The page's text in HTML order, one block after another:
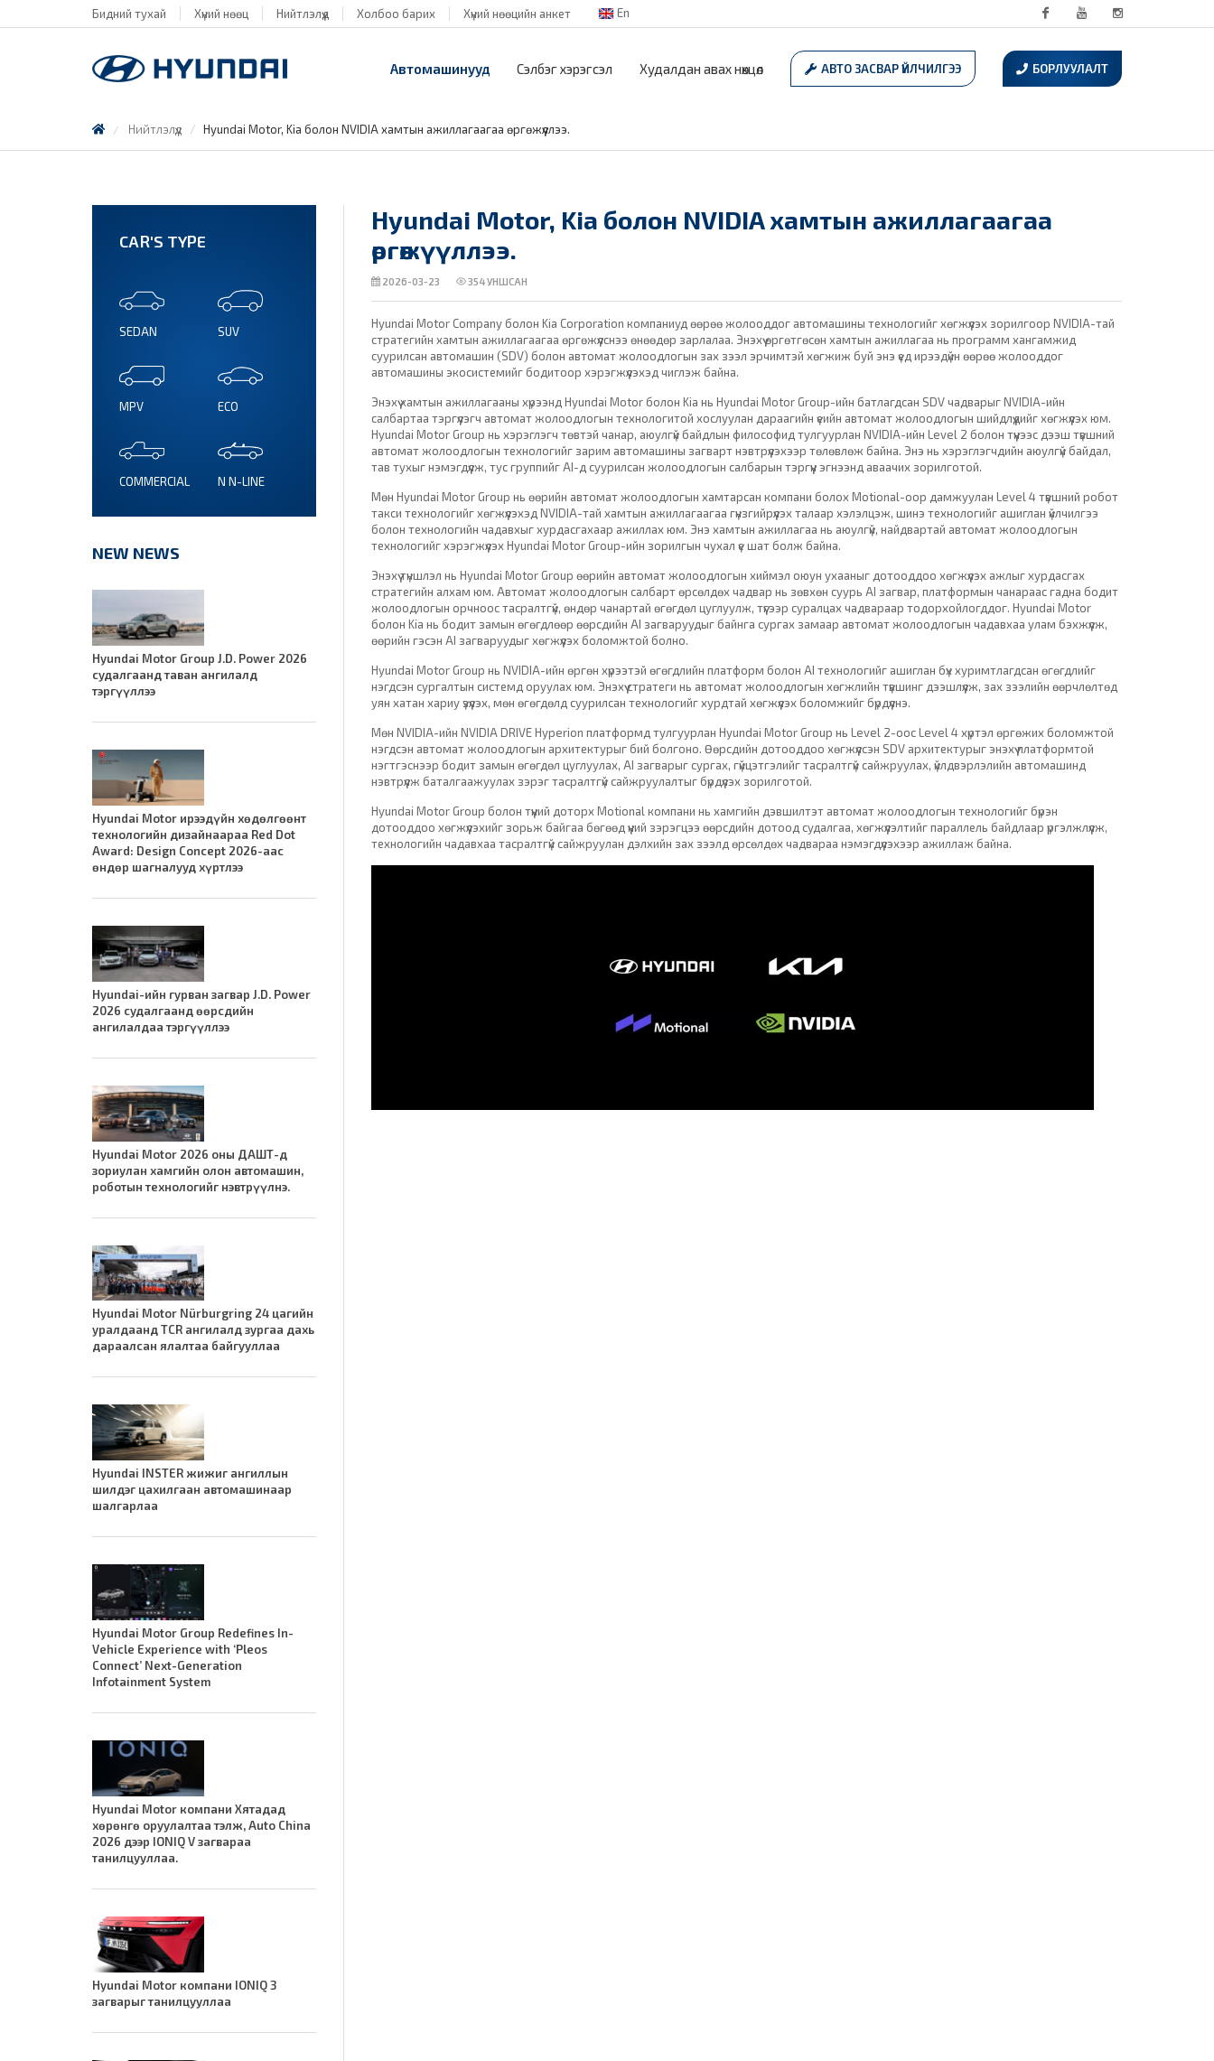
Бидний тухай Хүний нөөц Нийтлэлүүд Холбоо барих Хүний нөөцийн анкет
En
Автомашинууд Сэлбэг хэрэгсэл Худалдан авах нөхцөл АВТО ЗАСВАР ҮЙЛЧИЛГЭЭ БОРЛУУЛАЛТ
Нийтлэлүүд Hyundai Motor, Kia болон NVIDIA хамтын ажиллагаагаа өргөжүүллээ.
Hyundai Motor, Kia болон NVIDIA хамтын ажиллагаагаа
өргөжүүллээ.
2026-03-23 354УНШСАН
Hyundai Motor Company болон Kia Corporation компаниуд өөрөө жолооддог автомашины технологийг хөгжүүлэх зорилгоор NVIDIA-тай
стратегийн хамтын ажиллагаагаа өргөжүүлснээ өнөөдөр зарлалаа. Энэхүү өргөтгөсөн хамтын ажиллагаа нь программ хангамжид
суурилсан автомашин (SDV) болон автомат жолоодлогын зах зээл эрчимтэй хөгжиж буй энэ үед ирээдүйн өөрөө жолооддог
автомашины экосистемийг бодитоор хэрэгжүүлэхэд чиглэж байна.
Энэхүү хамтын ажиллагааны хүрээнд Hyundai Motor болон Kia нь Hyundai Motor Group-ийн батлагдсан SDV чадварыг NVIDIA-ийн
салбартаа тэргүүлэгч автомат жолоодлогын технологитой хослуулан дараагийн үеийн автомат жолоодлогын шийдлүүдийг хөгжүүлэх юм.
Hyundai Motor Group нь хэрэглэгч төвтэй чанар, аюулгүй байдлын философид тулгуурлан NVIDIA-ийн Level 2 болон түүнээс дээш түвшний
автомат жолоодлогын технологийг зарим автомашины загварт нэвтрүүлэхээр төлөвлөж байна. Энэ нь хэрэглэгчдийн аюулгүй байдал,
тав тухыг нэмэгдүүлж, тус группийг AI-д суурилсан жолоодлогын салбарын тэргүүн эгнээнд аваачих зорилготой.
Мөн Hyundai Motor Group нь өөрийн автомат жолоодлогын хамтарсан компани болох Motional-оор дамжуулан Level 4 түвшний робот
такси технологийг хөгжүүлэхэд NVIDIA-тай хамтын ажиллагаагаа гүнзгийрүүлэх талаар хэлэлцэж, шинэ технологийг ашиглан үйлчилгээ
болон технологийн чадавхыг хурдасгахаар ажиллах юм. Энэ хамтын ажиллагаа нь аюулгүй, найдвартай автомат жолоодлогын
технологийг хэрэгжүүлэх Hyundai Motor Group-ийн зорилгын чухал үе шат болж байна.
Энэхүү түншлэл нь Hyundai Motor Group өөрийн автомат жолоодлогын хиймэл оюун ухааныг дотооддоо хөгжүүлэх ажлыг хурдасгах
стратегийн алхам юм. Автомат жолоодлогын салбарт өрсөлдөх чадвар нь зөвхөн суурь AI загвар, платформын чанараас гадна бодит
жолоодлогын орчноос тасралтгүй, өндөр чанартай өгөгдөл цуглуулж, түүгээр суралцах чадвараар тодорхойлогддог. Hyundai Motor
болон Kia нь бодит замын өгөгдлөөр өөрсдийн AI загваруудыг байнга сургах замаар автомат жолоодлогын чадавхаа улам бэхжүүлж,
өөрийн гэсэн AI загваруудыг хөгжүүлэх боломжтой болно.
Hyundai Motor Group нь NVIDIA-ийн өргөн хүрээтэй өгөгдлийн платформ болон AI технологийг ашиглан бүх хуримтлагдсан өгөгдлийг
нэгдсэн сургалтын системд оруулах юм. Энэхүү стратеги нь автомат жолоодлогын хөгжлийн түвшинг дээшлүүлж, зах зээлийн өөрчлөлтөд
уян хатан хариу үзүүлэх, мөн өгөгдөлд суурилсан технологийг хурдтай хөгжүүлэх боломжийг бүрдүүлнэ.
Мөн NVIDIA-ийн NVIDIA DRIVE Hyperion платформд тулгуурлан Hyundai Motor Group нь Level 2-оос Level 4 хүртэл өргөжих боломжтой
нэгдсэн автомат жолоодлогын архитектурыг бий болгоно. Өөрсдийн дотооддоо хөгжүүлсэн SDV архитектурыг энэхүү платформтой
нэгтгэснээр бодит замын өгөгдөл цуглуулах, AI загварыг сургах, гүйцэтгэлийг тасралтгүй сайжруулах, үйлдвэрлэлийн автомашинд
нэвтрүүлж баталгаажуулах зэрэг тасралтгүй сайжруулалтыг бүрдүүлэх зорилготой.
Hyundai Motor Group болон түүний доторх Motional компани нь хамгийн дэвшилтэт автомат жолоодлогын технологийг бүрэн
дотооддоо хөгжүүлэхийг зорьж байгаа бөгөөд үүний зэрэгцээ өөрсдийн дотоод судалгаа, хөгжүүлэлтийг параллель байдлаар үргэлжлүүлж,
технологийн чадавхаа тасралтгүй сайжруулан дэлхийн зах зээлд өрсөлдөх чадвараа нэмэгдүүлэхээр ажиллаж байна.
CAR'S TYPE
SEDAN SUV
MPV ECO
COMMERCIAL N N-LINE
NEW NEWS
Hyundai Motor Group J.D. Power 2026
судалгаанд таван ангилалд
тэргүүллээ
Hyundai Motor ирээдүйн хөдөлгөөнт
технологийн дизайнаараа Red Dot
Award: Design Concept 2026-аас
өндөр шагналууд хүртлээ
Hyundai-ийн гурван загвар J.D. Power
2026 судалгаанд өөрсдийн
ангилалдаа тэргүүллээ
Hyundai Motor 2026 оны ДАШТ-д
зориулан хамгийн олон автомашин,
роботын технологийг нэвтрүүлнэ.
Hyundai Motor Nürburgring 24 цагийн
уралдаанд TCR ангилалд зургаа дахь
дараалсан ялалтаа байгууллаа
Hyundai INSTER жижиг ангиллын
шилдэг цахилгаан автомашинаар
шалгарлаа
Hyundai Motor Group Redefines In-
Vehicle Experience with ‘Pleos
Connect’ Next-Generation
Infotainment System
Hyundai Motor компани Хятадад
хөрөнгө оруулалтаа тэлж, Auto China
2026 дээр IONIQ V загвараа
танилцууллаа.
Hyundai Motor компани IONIQ 3
загварыг танилцууллаа